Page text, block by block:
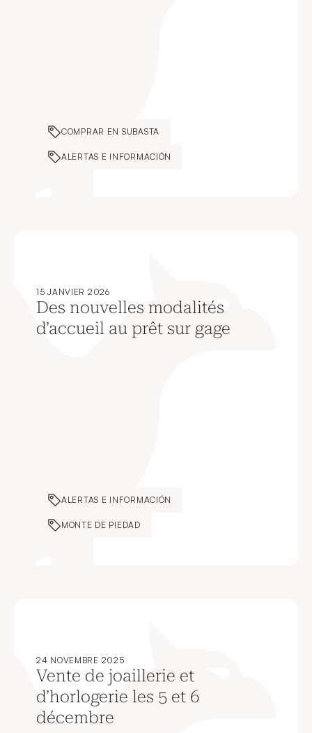
COMPRAR EN SUBASTA
ALERTAS E INFORMACIÓN
15 JANVIER 2026
Des nouvelles modalités
d’accueil au prêt sur gage
ALERTAS E INFORMACIÓN
MONTE DE PIEDAD
24 NOVEMBRE 2025
Vente de joaillerie et
d’horlogerie les 5 et 6
décembre